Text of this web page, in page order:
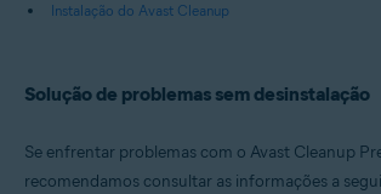
Instalação do Avast Cleanup
Solução de problemas sem desinstalação
Se enfrentar problemas com o Avast Cleanup
recomendamos consultar as informações a